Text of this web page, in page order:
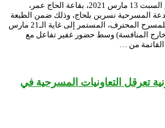
عرض مونودرام “طيوشة”، اليوم السبت 13 مارس 2021، بقاعة الحاج عمر،
المسرحية نسرين بلحاج، وذلك ضمن الطبعة
الرابعة عشر للمهرجان الوطني للمسرح المحترف، المستمر إلى غاية الـ21 مارس
المنافسة) وسط حضور غفير تفاعل مع
من …
تعرقل التعاونيات المسرحية في